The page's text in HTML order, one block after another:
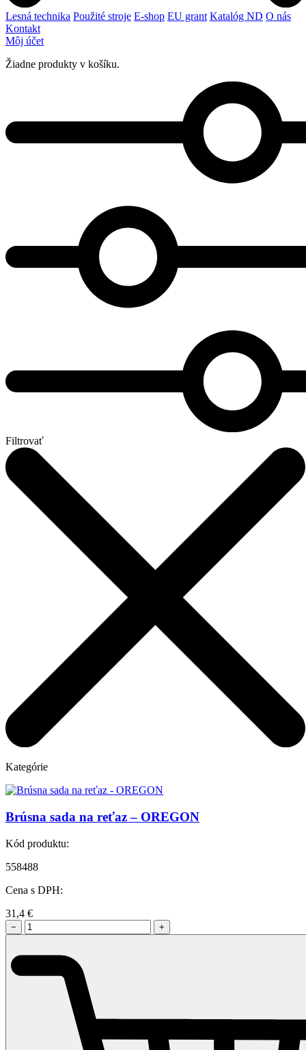
Lesná technika Použité stroje E-shop EU grant Katalóg ND O nás
Kontakt
Môj účet
Žiadne produkty v košíku.
Filtrovať
Kategórie
Brúsna sada na reťaz – OREGON
Kód produktu:
558488
Cena s DPH:
31,4 €
− +